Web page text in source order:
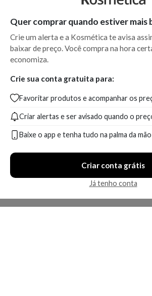
Quer comprar quando estiver mais
Crie um alerta e a Kosmética te avisa
baixar de preço. Você compra na hora
economiza.
Crie sua conta gratuita para:
Favoritar produtos e acompanhar os
Criar alertas e ser avisado quando o
Baixe o app e tenha tudo na palma da mão
Criar conta grátis
Já tenho conta